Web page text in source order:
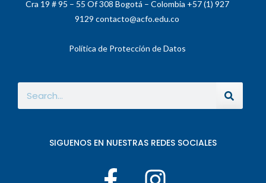
Cra 19 # 95 – 55 Of 308 Bogotá – Colombia +57 (1) 927
9129 contacto@acfo.edu.co
Política de Protección de Datos
SIGUENOS EN NUESTRAS REDES SOCIALES